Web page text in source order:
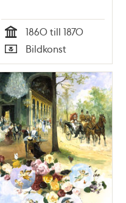
Tid
1860 till 1870
Typ
Bildkonst